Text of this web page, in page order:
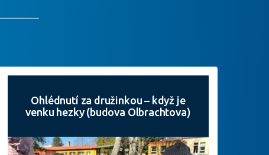
Ohlédnutí za družinkou – když je
venku hezky (budova Olbrachtova)